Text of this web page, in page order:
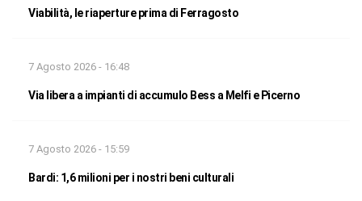
Viabilità, le riaperture prima di Ferragosto
7 Agosto 2026 - 16:48
Via libera a impianti di accumulo Bess a Melfi e Picerno
7 Agosto 2026 - 15:59
Bardi: 1,6 milioni per i nostri beni culturali